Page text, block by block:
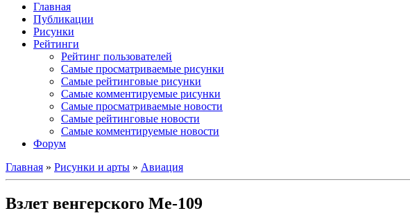
Главная
Публикации
Рисунки
Рейтинги
Рейтинг пользователей
Самые просматриваемые рисунки
Самые рейтинговые рисунки
Самые комментируемые рисунки
Самые просматриваемые новости
Самые рейтинговые новости
Самые комментируемые новости
Форум
Главная » Рисунки и арты » Авиация
Взлет венгерского Ме-109